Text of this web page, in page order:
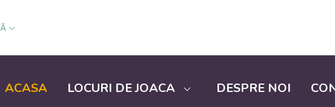
ACASA LOCURI DE JOACA DESPRE NOI